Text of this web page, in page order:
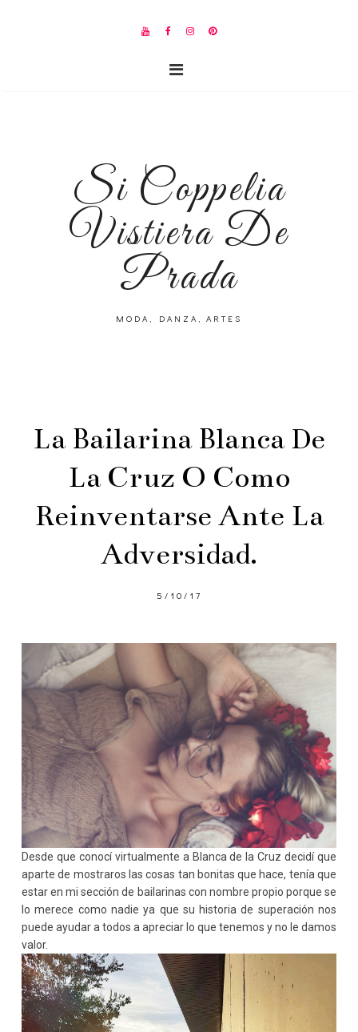
Si Coppelia
Vistiera De
Prada
MODA, DANZA, ARTES
La Bailarina Blanca De
La Cruz O Como
Reinventarse Ante La
Adversidad.
5/10/17
Desde que conocí virtualmente a Blanca de la Cruz decidí que
aparte de mostraros las cosas tan bonitas que hace, tenía que
estar en mi sección de bailarinas con nombre propio porque se
lo merece como nadie ya que su historia de superación nos
puede ayudar a todos a apreciar lo que tenemos y no le damos
valor.